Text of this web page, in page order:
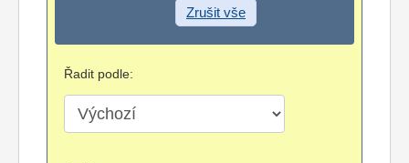
Zrušit vše
Řadit podle: